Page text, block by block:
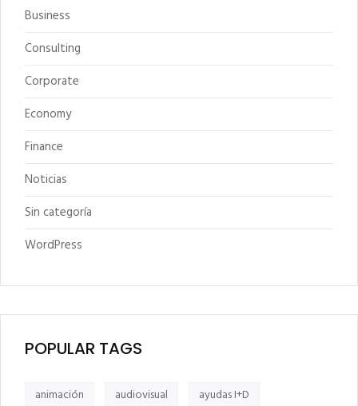
Business
Consulting
Corporate
Economy
Finance
Noticias
Sin categoría
WordPress
POPULAR TAGS
animación audiovisual ayudas I+D